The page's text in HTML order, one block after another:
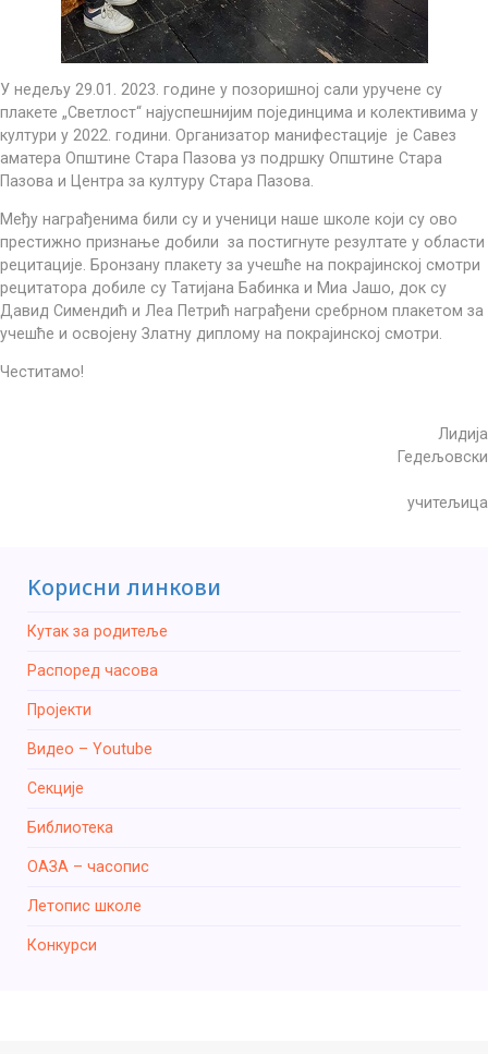
У недељу 29.01. 2023. године у позоришној сали уручене су
плакете „Светлост“ најуспешнијим појединцима и колективима у
култури у 2022. години. Организатор манифестације је Савез
аматера Општине Стара Пазова уз подршку Општине Стара
Пазова и Центра за културу Стара Пазова.
Међу награђенима били су и ученици наше школе који су ово
престижно признање добили за постигнуте резултате у области
рецитације. Бронзану плакету за учешће на покрајинској смотри
рецитатора добиле су Татијана Бабинка и Миа Јашо, док су
Давид Симендић и Леа Петрић награђени сребрном плакетом за
учешће и освојену Златну диплому на покрајинској смотри.
Честитамо!
Лидија
Гедељовски
учитељица
Kорисни линкови
Кутак за родитеље
Распоред часова
Пројекти
Видео – Youtube
Секције
Библиотека
ОАЗА – часопис
Летопис школе
Конкурси